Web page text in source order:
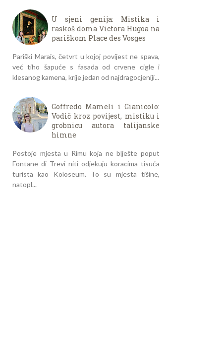
U sjeni genija: Mistika i
raskoš doma Victora Hugoa na
pariškom Place des Vosges
Pariški Marais, četvrt u kojoj povijest ne spava,
već tiho šapuće s fasada od crvene cigle i
klesanog kamena, krije jedan od najdragocjeniji...
Goffredo Mameli i Gianicolo:
Vodič kroz povijest, mistiku i
grobnicu autora talijanske
himne
Postoje mjesta u Rimu koja ne blješte poput
Fontane di Trevi niti odjekuju koracima tisuća
turista kao Koloseum. To su mjesta tišine,
natopl...